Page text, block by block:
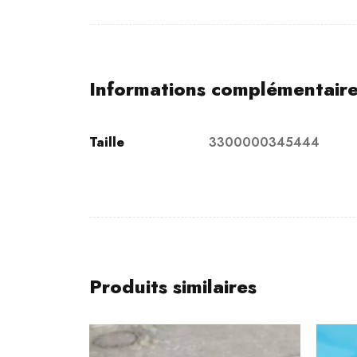
Informations
Taille 3300000345444
Produits similaires